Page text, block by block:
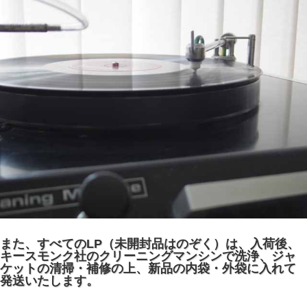
また、すべてのLP（未開封品はのぞく）は、入荷後、
キースモンク社のクリーニングマンシンで洗浄、ジャ
ケットの清掃・補修の上、新品の内袋・外袋に入れて
発送いたします。